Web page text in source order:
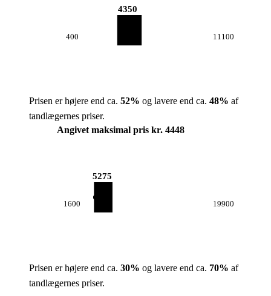
400
4350
11100
Prisen er højere end ca. 52% og lavere end ca. 48% af
tandlægernes priser.
Angivet maksimal pris kr. 4448
1600
5275
19900
Prisen er højere end ca. 30% og lavere end ca. 70% af
tandlægernes priser.